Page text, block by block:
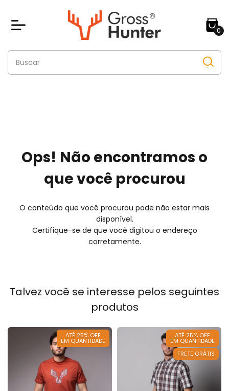
0
Ops! Não encontramos o
que você procurou
O conteúdo que você procurou pode não estar mais
disponível.
Certifique-se de que você digitou o endereço
corretamente.
Talvez você se interesse pelos seguintes
produtos
ATÉ 25% OFF
EM QUANTIDADE
ATÉ 25% OFF
EM QUANTIDADE
FRETE GRÁTIS